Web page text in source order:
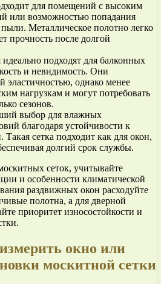
для помещений с высоким
или возможностью попадания
Металлическое полотно легко
прочность после долгой
идеально подходят для балконных
и невидимость. Они
эластичностью, однако менее
нагрузкам и могут потребовать
сезонов.
выбор для влажных
благодаря устойчивости к
Такая сетка подходит как для окон,
долгий срок службы.
сеток, учитывайте
и особенности климатической
раздвижных окон расходуйте
полотна, а для дверной
приоритет износостойкости и
окно или
москитной сетки